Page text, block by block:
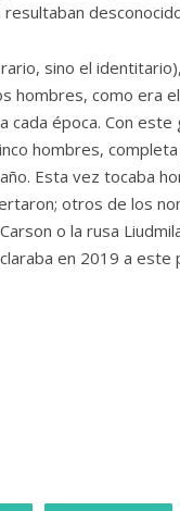
resultaban
sino el
hombres, como era
cada época. Con
hombres,
Esta vez tocaba
otros de los
o la rusa
en 2019 a este